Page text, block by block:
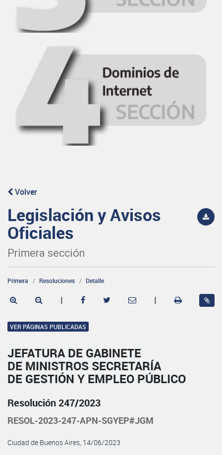
Volver
Legislación y Avisos
Oficiales
Primera sección
Primera Resoluciones Detalle
| |
VER PÁGINAS PUBLICADAS
JEFATURA DE GABINETE
DE MINISTROS SECRETARÍA
DE GESTIÓN Y EMPLEO PÚBLICO
Resolución 247/2023
RESOL-2023-247-APN-SGYEP#JGM
Ciudad de Buenos Aires, 14/06/2023